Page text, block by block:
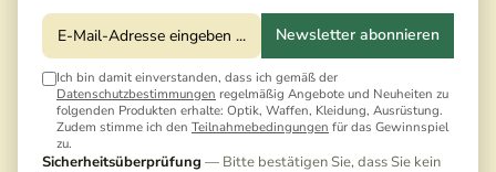
Newsletter abonnieren
Ich bin damit einverstanden, dass ich gemäß der
Datenschutzbestimmungen regelmäßig Angebote und Neuheiten zu
folgenden Produkten erhalte: Optik, Waffen, Kleidung, Ausrüstung.
Zudem stimme ich den Teilnahmebedingungen für das Gewinnspiel
zu.
Sicherheitsüberprüfung — Bitte bestätigen Sie, dass Sie kein